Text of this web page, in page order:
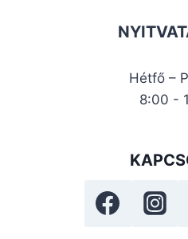
Hétfő –
8:00 -